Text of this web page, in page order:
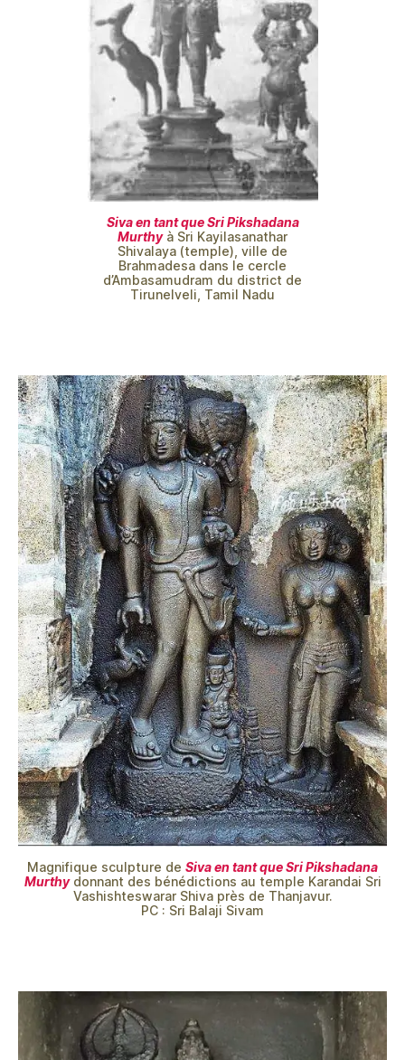
Siva en tant que Sri Pikshadana
Murthyà Sri Kayilasanathar
Shivalaya (temple), ville de
Brahmadesa dans le cercle
d’Ambasamudram du district de
Tirunelveli, Tamil Nadu
Magnifique sculpture de Siva en tant que Sri Pikshadana
Murthydonnant des bénédictions au temple Karandai Sri
Vashishteswarar Shiva près de Thanjavur.
PC : Sri Balaji Sivam